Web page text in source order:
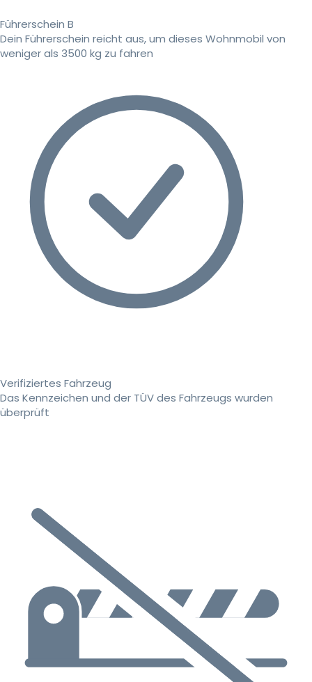
Führerschein B
Dein Führerschein reicht aus, um dieses Wohnmobil von
weniger als 3500 kg zu fahren
Verifiziertes Fahrzeug
Das Kennzeichen und der TÜV des Fahrzeugs wurden
überprüft